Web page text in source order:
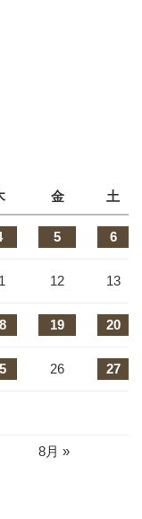
金 土
5 6
12 13
19 20
26 27
8月 »